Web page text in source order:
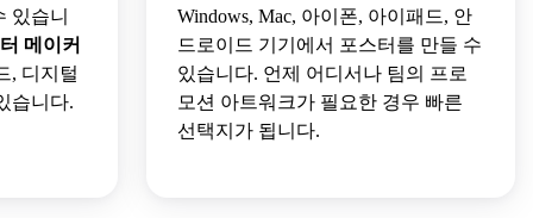
있습니
메이커
, 디지털
습니다.
Windows, Mac, 아이폰, 아이패드, 안
드로이드 기기에서 포스터를 만들 수
있습니다. 언제 어디서나 팀의 프로
모션 아트워크가 필요한 경우 빠른
선택지가 됩니다.